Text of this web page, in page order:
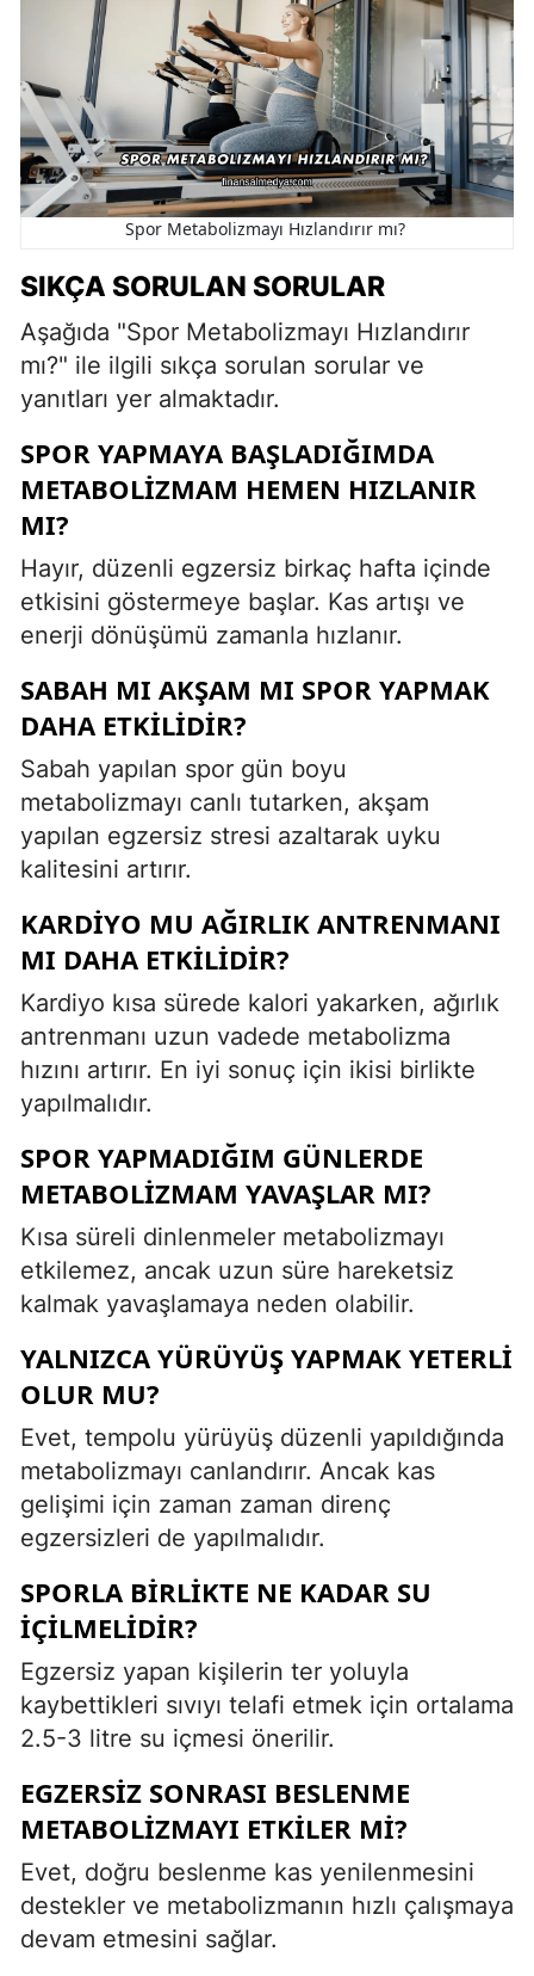
Spor Metabolizmayı Hızlandırır mı?
SIKÇA SORULAN SORULAR
Aşağıda "Spor Metabolizmayı Hızlandırır
mı?" ile ilgili sıkça sorulan sorular ve
yanıtları yer almaktadır.
SPOR YAPMAYA BAŞLADIĞIMDA
METABOLIZMAM HEMEN HIZLANIR
MI?
Hayır, düzenli egzersiz birkaç hafta içinde
etkisini göstermeye başlar. Kas artışı ve
enerji dönüşümü zamanla hızlanır.
SABAH MI AKŞAM MI SPOR YAPMAK
DAHA ETKILIDIR?
Sabah yapılan spor gün boyu
metabolizmayı canlı tutarken, akşam
yapılan egzersiz stresi azaltarak uyku
kalitesini artırır.
KARDIYO MU AĞIRLIK ANTRENMANI
MI DAHA ETKILIDIR?
Kardiyo kısa sürede kalori yakarken, ağırlık
antrenmanı uzun vadede metabolizma
hızını artırır. En iyi sonuç için ikisi birlikte
yapılmalıdır.
SPOR YAPMADIĞIM GÜNLERDE
METABOLIZMAM YAVAŞLAR MI?
Kısa süreli dinlenmeler metabolizmayı
etkilemez, ancak uzun süre hareketsiz
kalmak yavaşlamaya neden olabilir.
YALNIZCA YÜRÜYÜŞ YAPMAK YETERLI
OLUR MU?
Evet, tempolu yürüyüş düzenli yapıldığında
metabolizmayı canlandırır. Ancak kas
gelişimi için zaman zaman direnç
egzersizleri de yapılmalıdır.
SPORLA BIRLIKTE NE KADAR SU
IÇILMELIDIR?
Egzersiz yapan kişilerin ter yoluyla
kaybettikleri sıvıyı telafi etmek için ortalama
2.5-3 litre su içmesi önerilir.
EGZERSIZ SONRASI BESLENME
METABOLIZMAYI ETKILER MI?
Evet, doğru beslenme kas yenilenmesini
destekler ve metabolizmanın hızlı çalışmaya
devam etmesini sağlar.